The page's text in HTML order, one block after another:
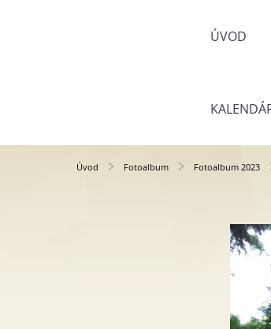
ÚVOD
Úvod Fotoalbum Fotoalbum 2023